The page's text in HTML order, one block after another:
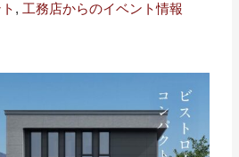
, 工務店からのイベント情報